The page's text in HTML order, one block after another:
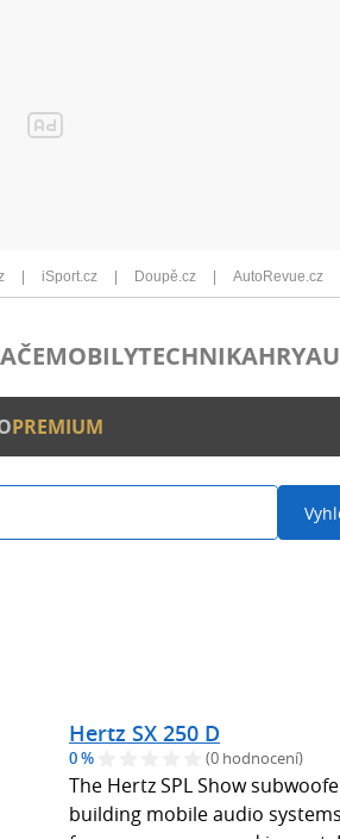
iSport.cz Doupě.cz AutoRevue.cz
MOBILYTECHNIKAHRY
PREMIUM
Hertz SX 250 D
0 % (0 hodnocení)
The Hertz SPL Show
building mobile audio